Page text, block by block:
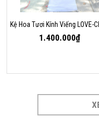
Kệ Hoa Tươi Kính Viếng LOVE-
1.400.000₫